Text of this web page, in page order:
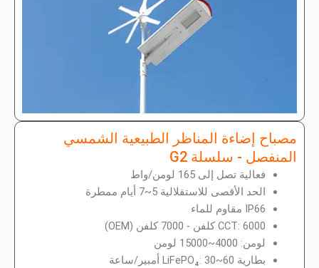
مصباح إضاءة المناظر الطبيعية الشمسي
المنفصل - سلسلة G2
فعالية تصل إلى 165 لومن/واط
الحد الأقصى للاستقلالية 5~7 أيام ممطرة
IP66 مقاوم للماء
CCT: 6000 كلفن - 7000 كلفن (OEM)
لومن: 4000~15000 لومن
بطارية LiFePO₄: 30~60 أمبير/ساعة